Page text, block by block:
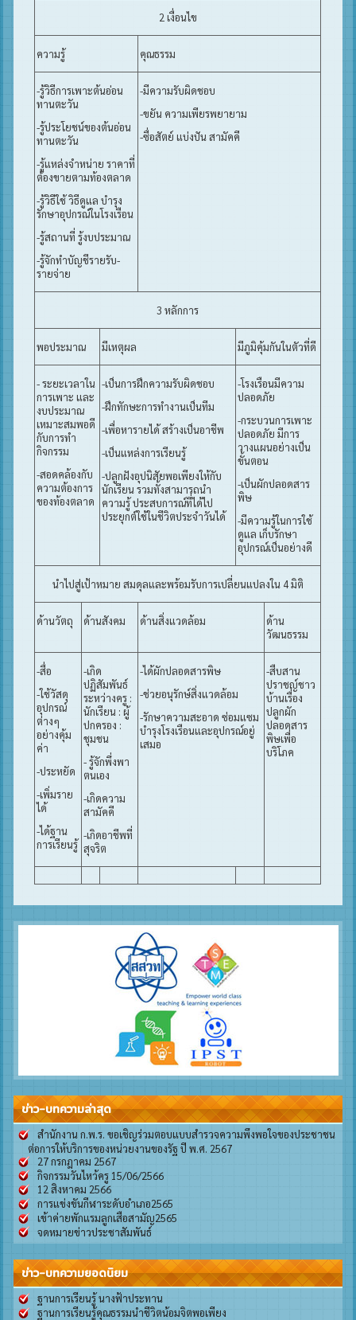
2 เงื่อนไข
ความรู้ คุณธรรม
-รู้วิธีการเพาะต้นอ่อน
ทานตะวัน
-รู้ประโยชน์ของต้นอ่อน
ทานตะวัน
-รู้แหล่งจำหน่าย ราคาที่
ต้องขายตามท้องตลาด
-รู้วิธีใช้ วิธีดูแล บำรุง
รักษาอุปกรณ์ในโรงเรือน
-รู้สถานที่ รู้งบประมาณ
-รู้จักทำบัญชีรายรับ-
รายจ่าย
-มีความรับผิดชอบ
-ขยัน ความเพียรพยายาม
-ซื่อสัตย์ แบ่งปัน สามัคคี
3 หลักการ
พอประมาณ มีเหตุผล มีภูมิคุ้มกันในตัวที่ดี
- ระยะเวลาใน
การเพาะ และ
งบประมาณ
เหมาะสมพอดี
กับการทำ
กิจกรรม
-สอดคล้องกับ
ความต้องการ
ของท้องตลาด
-เป็นการฝึกความรับผิดชอบ
-ฝึกทักษะการทำงานเป็นทีม
-เพื่อหารายได้ สร้างเป็นอาชีพ
-เป็นแหล่งการเรียนรู้
-ปลูกฝังอุปนิสัยพอเพียงให้กับ
นักเรียน รวมทั้งสามารถนำ
ความรู้ ประสบการณ์ที่ได้ไป
ประยุกต์ใช้ในชีวิตประจำวันได้
-โรงเรือนมีความ
ปลอดภัย
-กระบวนการเพาะ
ปลอดภัย มีการ
วางแผนอย่างเป็น
ขั้นตอน
-เป็นผักปลอดสาร
พิษ
-มีความรู้ในการใช้
ดูแล เก็บรักษา
อุปกรณ์เป็นอย่างดี
นำไปสู่เป้าหมาย สมดุลและพร้อมรับการเปลี่ยนแปลงใน 4 มิติ
ด้านวัตถุ ด้านสังคม ด้านสิ่งแวดล้อม
ด้าน
วัฒนธรรม
-สื่อ
-ใช้วัสดุ
อุปกรณ์
ต่างๆ
อย่างคุ้ม
ค่า
-ประหยัด
-เพิ่มราย
ได้
-ได้ฐาน
การเรียนรู้
-เกิด
ปฏิสัมพันธ์
ระหว่างครู :
นักเรียน : ผู้
ปกครอง :
ชุมชน
- รู้จักพึ่งพา
ตนเอง
-เกิดความ
สามัคคี
-เกิดอาชีพที่
สุจริต
-ได้ผักปลอดสารพิษ
-ช่วยอนุรักษ์สิ่งแวดล้อม
-รักษาความสะอาด ซ่อมแซม
บำรุงโรงเรือนและอุปกรณ์อยู่
เสมอ
-สืบสาน
ปราชญ์ชาว
บ้านเรื่อง
ปลูกผัก
ปลอดสาร
พิษเพื่อ
บริโภค
ข่าว-บทความล่าสุด
สำนักงาน ก.พ.ร. ขอเชิญร่วมตอบแบบสำรวจความพึงพอใจของประชาชน
ต่อการให้บริการของหน่วยงานของรัฐ ปี พ.ศ. 2567
27 กรกฎาคม 2567
กิจกรรมวันไหว้ครู 15/06/2566
12 สิงหาคม 2566
การแข่งขันกีฬาระดับอำเภอ2565
เข้าค่ายพักแรมลูกเสือสามัญ2565
จดหมายข่าวประชาสัมพันธ์
ข่าว-บทความยอดนิยม
ฐานการเรียนรู้ นางฟ้าประทาน
ฐานการเรียนรู้คุณธรรมนำชีวิตน้อมจิตพอเพียง